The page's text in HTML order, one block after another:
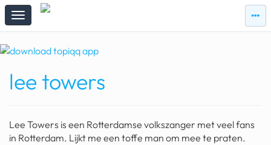
zie
topiqqs
zie
#vandaag
Topiqqs Reacties
ark van noach
lee towers
Lee Towers is een Rotterdamse volkszanger met veel fans
in Rotterdam. Lijkt me een toffe man om mee te praten.